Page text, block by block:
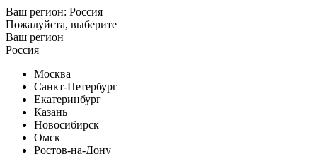
Ваш регион: Россия
Пожалуйста, выберите
Ваш регион
Россия
Москва
Санкт-Петербург
Екатеринбург
Казань
Новосибирск
Омск
Ростов-на-Дону